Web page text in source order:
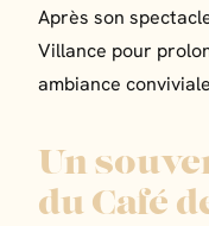
Après son
Villance pour
ambiance
Un
du Café